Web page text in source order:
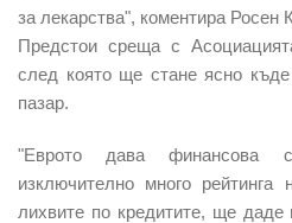
за лекарства", коментира Росен
Предстои среща с
след която ще стане ясно
пазар.
"Еврото дава финансова
изключително много
лихвите по кредитите, ще даде